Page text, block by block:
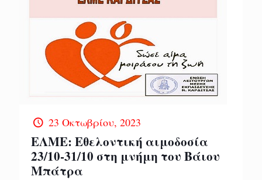
23 Οκτωβρίου, 2023
ΕΛΜΕ: Εθελοντική αιμοδοσία
23/10-31/10 στη μνήμη του Βάιου
Μπάτρα